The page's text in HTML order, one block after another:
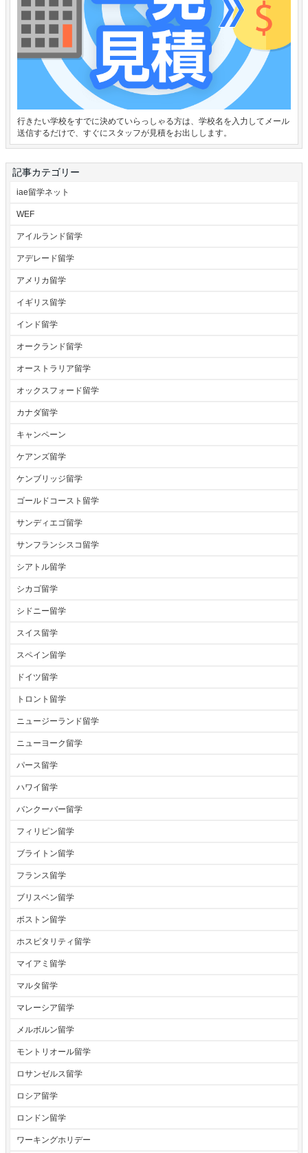
行きたい学校をすでに決めていらっしゃる方は、学校名を入力してメール
送信するだけで、すぐにスタッフが見積をお出しします。
記事カテゴリー
iae留学ネット
WEF
アイルランド留学
アデレード留学
アメリカ留学
イギリス留学
インド留学
オークランド留学
オーストラリア留学
オックスフォード留学
カナダ留学
キャンペーン
ケアンズ留学
ケンブリッジ留学
ゴールドコースト留学
サンディエゴ留学
サンフランシスコ留学
シアトル留学
シカゴ留学
シドニー留学
スイス留学
スペイン留学
ドイツ留学
トロント留学
ニュージーランド留学
ニューヨーク留学
パース留学
ハワイ留学
バンクーバー留学
フィリピン留学
ブライトン留学
フランス留学
ブリスベン留学
ボストン留学
ホスピタリティ留学
マイアミ留学
マルタ留学
マレーシア留学
メルボルン留学
モントリオール留学
ロサンゼルス留学
ロシア留学
ロンドン留学
ワーキングホリデー